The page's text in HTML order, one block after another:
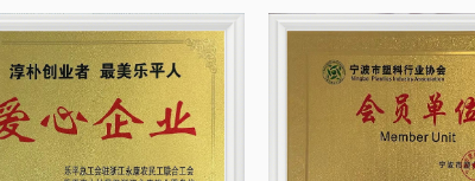
- Les moules sont conçus pour une utilisation
opérateurs ayant différents niveaux d'expérience.
- Cette simplicité permet de garantir des
Pourquoi nous choisir
1. Assurance qualité